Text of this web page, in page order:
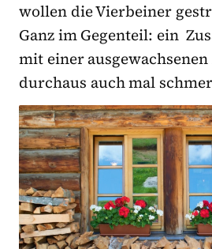
wollen die Vierbeiner
Ganz im Gegenteil: ein
mit einer
durchaus auch mal